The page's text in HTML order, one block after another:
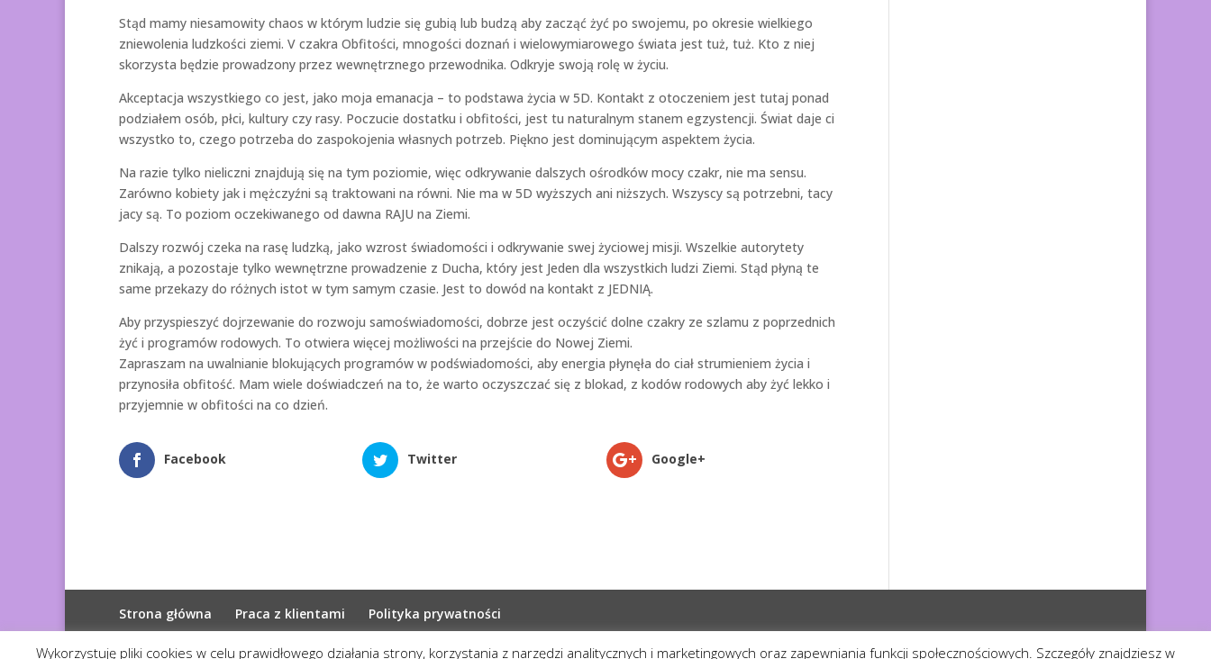
Stąd mamy niesamowity chaos w którym ludzie się gubią lub budzą aby zacząć żyć po swojemu, po okresie wielkiego
zniewolenia ludzkości ziemi. V czakra Obfitości, mnogości doznań i wielowymiarowego świata jest tuż, tuż. Kto z niej
skorzysta będzie prowadzony przez wewnętrznego przewodnika. Odkryje swoją rolę w życiu.
Akceptacja wszystkiego co jest, jako moja emanacja – to podstawa życia w 5D. Kontakt z otoczeniem jest tutaj ponad
podziałem osób, płci, kultury czy rasy. Poczucie dostatku i obfitości, jest tu naturalnym stanem egzystencji. Świat daje ci
wszystko to, czego potrzeba do zaspokojenia własnych potrzeb. Piękno jest dominującym aspektem życia.
Na razie tylko nieliczni znajdują się na tym poziomie, więc odkrywanie dalszych ośrodków mocy czakr, nie ma sensu.
Zarówno kobiety jak i mężczyźni są traktowani na równi. Nie ma w 5D wyższych ani niższych. Wszyscy są potrzebni, tacy
jacy są. To poziom oczekiwanego od dawna RAJU na Ziemi.
Dalszy rozwój czeka na rasę ludzką, jako wzrost świadomości i odkrywanie swej życiowej misji. Wszelkie autorytety
znikają, a pozostaje tylko wewnętrzne prowadzenie z Ducha, który jest Jeden dla wszystkich ludzi Ziemi. Stąd płyną te
same przekazy do różnych istot w tym samym czasie. Jest to dowód na kontakt z JEDNIĄ.
Aby przyspieszyć dojrzewanie do rozwoju samoświadomości, dobrze jest oczyścić dolne czakry ze szlamu z poprzednich
żyć i programów rodowych. To otwiera więcej możliwości na przejście do Nowej Ziemi.
Zapraszam na uwalnianie blokujących programów w podświadomości, aby energia płynęła do ciał strumieniem życia i
przynosiła obfitość. Mam wiele doświadczeń na to, że warto oczyszczać się z blokad, z kodów rodowych aby żyć lekko i
przyjemnie w obfitości na co dzień.
Facebook Twitter Google+
Strona główna Praca z klientami Polityka prywatności
Wykorzystuję pliki cookies w celu prawidłowego działania strony, korzystania z narzędzi analitycznych i marketingowych oraz zapewniania funkcji społecznościowych. Szczegóły znajdziesz w